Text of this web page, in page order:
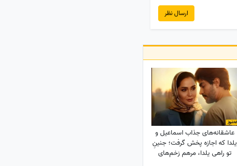
ارسال نظر
عاشقانه‌های جذاب اسماعیل و
یلدا که اجازه پخش گرفت؛ جنینِ
تو راهی یلدا، مرهم زخم‌های